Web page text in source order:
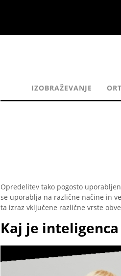
IZOBRAŽEVANJE
Opredelitev tako pogosto
se uporablja na različne načine in
ta izraz vključene različne vrste
Kaj je inteligenca